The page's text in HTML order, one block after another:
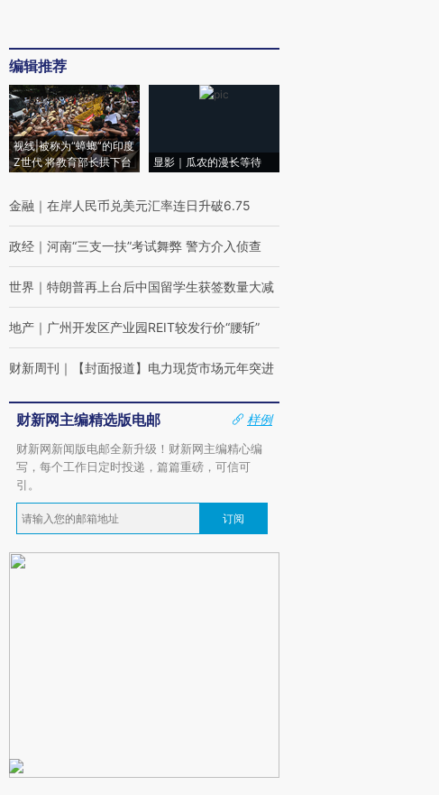
编辑推荐
视线|被称为“蟑螂”的印度
Z世代 将教育部长拱下台
显影｜瓜农的漫长等待
金融 ｜ 在岸人民币兑美元汇率连日升破6.75
政经 ｜ 河南“三支一扶”考试舞弊 警方介入侦查
世界 ｜ 特朗普再上台后中国留学生获签数量大减
地产 ｜ 广州开发区产业园REIT较发行价“腰斩”
财新周刊 ｜ 【封面报道】电力现货市场元年突进
财新网主编精选版电邮
样例
财新网新闻版电邮全新升级！财新网主编精心编
写，每个工作日定时投递，篇篇重磅，可信可
引。
订阅